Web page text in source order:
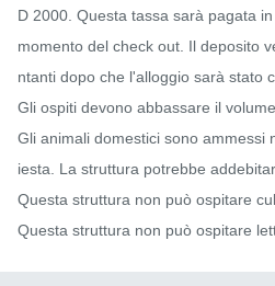
D 2000. Questa tassa sarà pagata
momento del check out. Il deposito
ntanti dopo che l'alloggio sarà stato
Gli ospiti devono abbassare il
Gli animali domestici sono ammessi
iesta. La struttura potrebbe
Questa struttura non può ospitare
Questa struttura non può ospitare